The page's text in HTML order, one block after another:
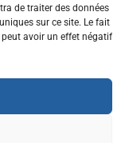
de traiter des données
sur ce site. Le fait
avoir un effet négatif